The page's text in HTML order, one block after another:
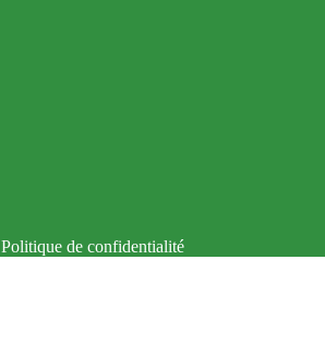
Politique de confidentialité